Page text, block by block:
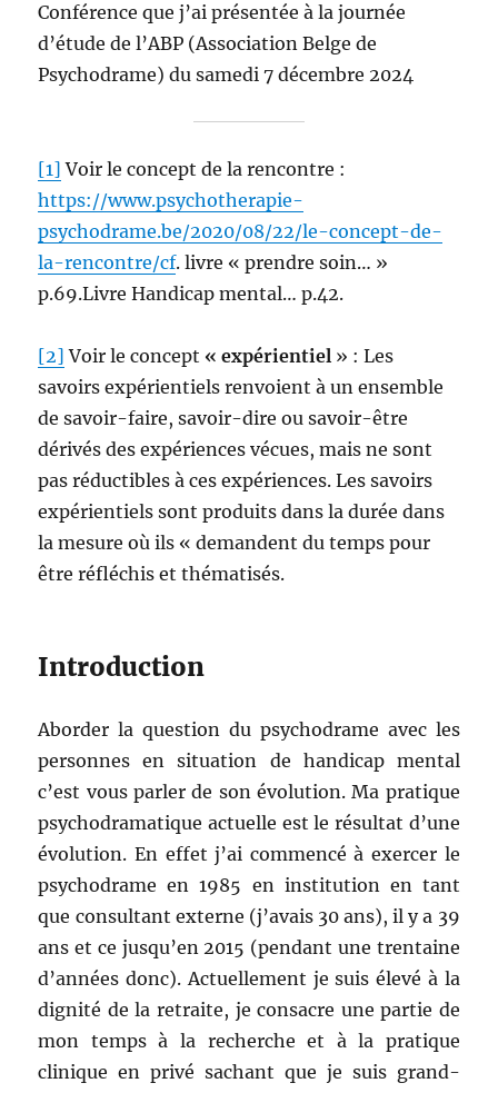
Conférence que j’ai présentée à la journée
d’étude de l’ABP (Association Belge de
Psychodrame) du samedi 7 décembre 2024
[1] Voir le concept de la rencontre :
https://www.psychotherapie-
psychodrame.be/2020/08/22/le-concept-de-
la-rencontre/cf. livre « prendre soin… »
p.69.Livre Handicap mental… p.42.
[2] Voir le concept « expérientiel » : Les
savoirs expérientiels renvoient à un ensemble
de savoir-faire, savoir-dire ou savoir-être
dérivés des expériences vécues, mais ne sont
pas réductibles à ces expériences. Les savoirs
expérientiels sont produits dans la durée dans
la mesure où ils « demandent du temps pour
être réfléchis et thématisés.
Introduction
Aborder la question du psychodrame avec les
personnes en situation de handicap mental
c’est vous parler de son évolution. Ma pratique
psychodramatique actuelle est le résultat d’une
évolution. En effet j’ai commencé à exercer le
psychodrame en 1985 en institution en tant
que consultant externe (j’avais 30 ans), il y a 39
ans et ce jusqu’en 2015 (pendant une trentaine
d’années donc). Actuellement je suis élevé à la
dignité de la retraite, je consacre une partie de
mon temps à la recherche et à la pratique
clinique en privé sachant que je suis grand-